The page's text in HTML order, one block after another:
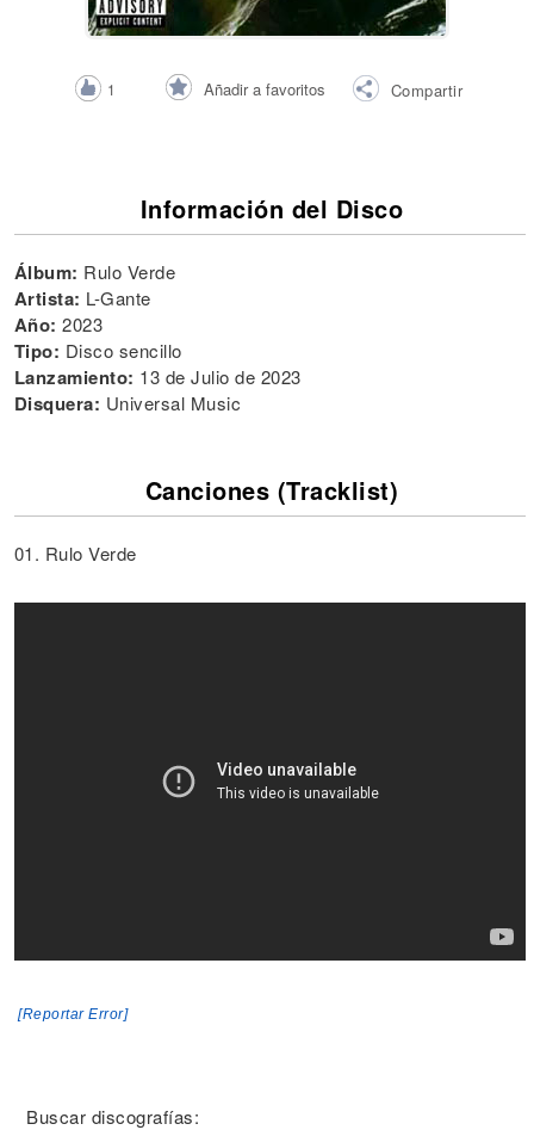
1 Añadir a favoritos Compartir
Información del Disco
Álbum: Rulo Verde
Artista: L-Gante
Año: 2023
Tipo: Disco sencillo
Lanzamiento: 13 de Julio de 2023
Disquera: Universal Music
Canciones (Tracklist)
01. Rulo Verde
[Reportar Error]
Buscar discografías: